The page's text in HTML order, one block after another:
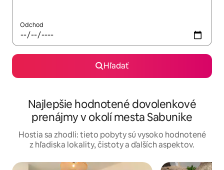
Odchod
Hľadať
Najlepšie hodnotené dovolenkové
prenájmy v okolí mesta Sabunike
Hostia sa zhodli: tieto pobyty sú vysoko hodnotené
z hľadiska lokality, čistoty a ďalších aspektov.